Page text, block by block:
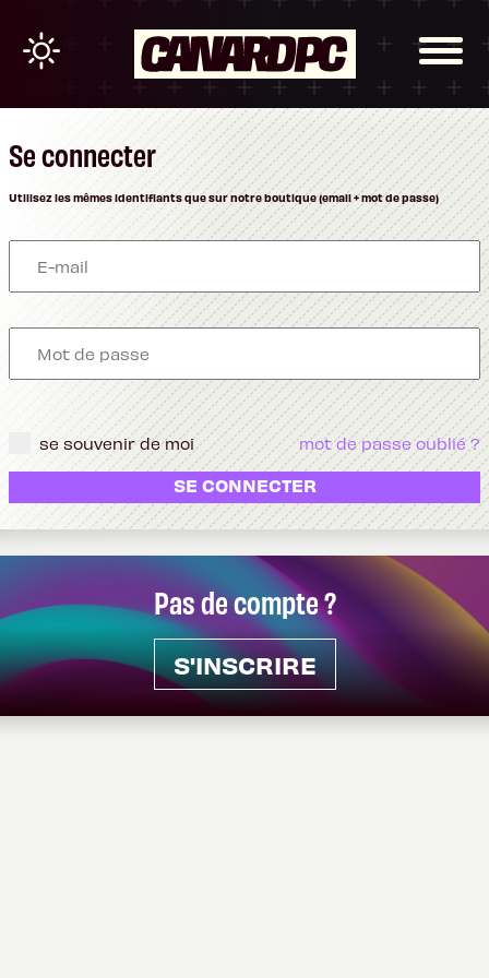
Pas de compte ?
S'INSCRIRE
Se connecter
Utilisez les mêmes identifiants que sur notre boutique (email + mot de passe)
se souvenir de moi mot de passe oublié ?
SE CONNECTER